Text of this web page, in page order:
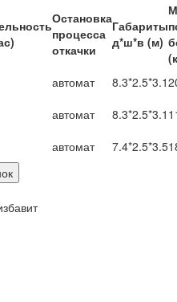
Остановка
процесса
откачки
Габариты
д*ш*в (м)
автомат 8.3*2.5*3.1
автомат 8.3*2.5*3.1
автомат 7.4*2.5*3.5